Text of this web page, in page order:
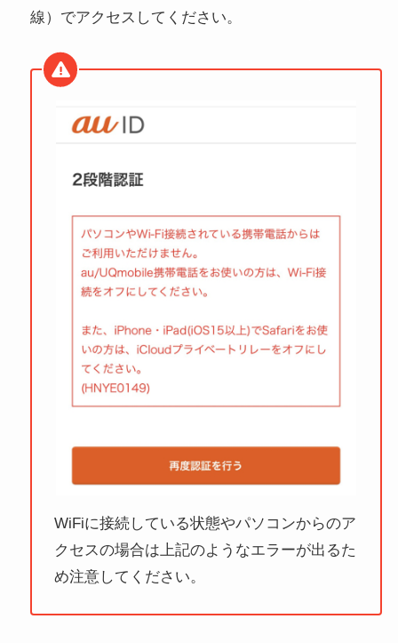
線）でアクセスしてください。
WiFiに接続している状態やパソコンからのア
クセスの場合は上記のようなエラーが出るた
め注意してください。